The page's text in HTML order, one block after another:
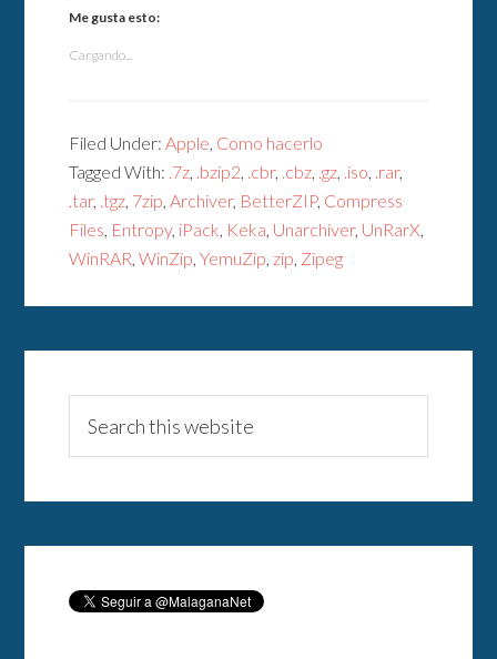
Me gusta esto:
Cargando...
Filed Under:Apple, Como hacerlo
Tagged With: .7z, .bzip2, .cbr, .cbz, .gz, .iso, .rar,
.tar, .tgz, 7zip,Archiver, BetterZIP, Compress
Files, Entropy, iPack, Keka, Unarchiver, UnRarX,
WinRAR,WinZip,YemuZip, zip, Zipeg